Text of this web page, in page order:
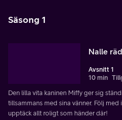
Säsong 1
Nalle
Avsnitt 1
10 min
Den lilla vita kaninen Miffy ger sig
tillsammans med sina vänner. Följ
upptäck allt roligt som händer där!